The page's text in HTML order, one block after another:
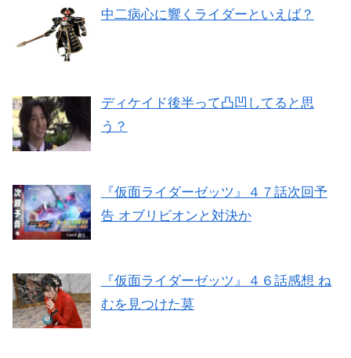
中二病心に響くライダーといえば？
ディケイド後半って凸凹してると思
う？
『仮面ライダーゼッツ』４７話次回予
告 オブリビオンと対決か
『仮面ライダーゼッツ』４６話感想 ね
むを見つけた莫